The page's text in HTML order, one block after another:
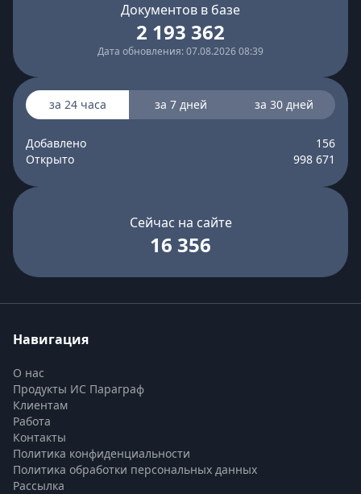
Документов в базе
2 193 362
Дата обновления: 07.08.2026 08:39
за 24 часа за 7 дней за 30 дней
Добавлено
156
Открыто
998 671
Сейчас на сайте
16 356
Навигация
О нас
Продукты ИС Параграф
Клиентам
Работа
Контакты
Политика конфиденциальности
Политика обработки персональных данных
Рассылка